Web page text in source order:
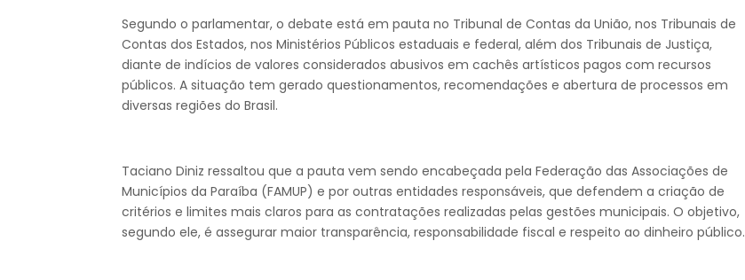
Segundo o parlamentar, o debate está em pauta no Tribunal de Contas da União, nos Tribunais de
Contas dos Estados, nos Ministérios Públicos estaduais e federal, além dos Tribunais de Justiça,
diante de indícios de valores considerados abusivos em cachês artísticos pagos com recursos
públicos. A situação tem gerado questionamentos, recomendações e abertura de processos em
diversas regiões do Brasil.
Taciano Diniz ressaltou que a pauta vem sendo encabeçada pela Federação das Associações de
Municípios da Paraíba (FAMUP) e por outras entidades responsáveis, que defendem a criação de
critérios e limites mais claros para as contratações realizadas pelas gestões municipais. O objetivo,
segundo ele, é assegurar maior transparência, responsabilidade fiscal e respeito ao dinheiro público.